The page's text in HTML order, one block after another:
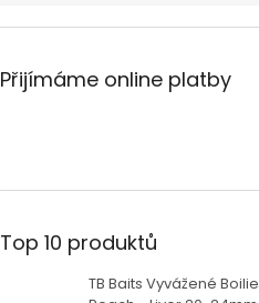
Přijímáme online platby
Top 10 produktů
TB Baits Vyvážené Boilie